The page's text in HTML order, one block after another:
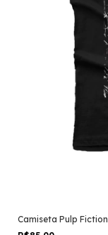
Camiseta Pulp Fiction